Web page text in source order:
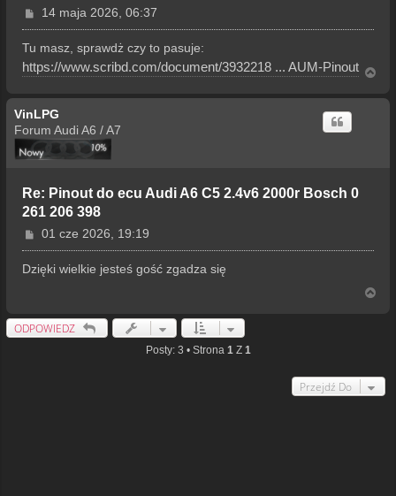
P
o
s
14 maja 2026, 06:37
Tu masz, sprawdż czy to pasuje:
https://www.scribd.com/document/3932218 ... AUM-Pinout
g
VinLPG
Forum Audi A6 / A7
Re: Pinout do ecu Audi A6 C5 2.4v6 2000r Bosch 0
261 206 398
P
o
s
01 cze 2026, 19:19
Dzięki wielkie jesteś gość zgadza się
ODPOWIEDZ
Posty: 3 • Strona 1Z 1
Przejdź Do